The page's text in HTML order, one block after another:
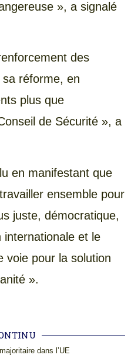
», a signalé
des
réforme, en
plus que
de Sécurité », a
en manifestant que
ensemble pour
juste, démocratique,
internationale et le
voie pour la solution
».
dans l’UE